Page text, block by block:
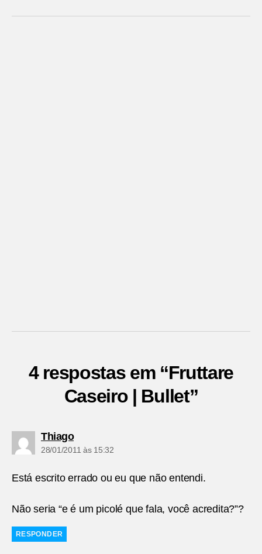
4 respostas em “Fruttare
Caseiro | Bullet”
Thiagodiz:
28/01/2011 às 15:32
Está escrito errado ou eu que não entendi.
Não seria “e é um picolé que fala, você acredita?”?
RESPONDER